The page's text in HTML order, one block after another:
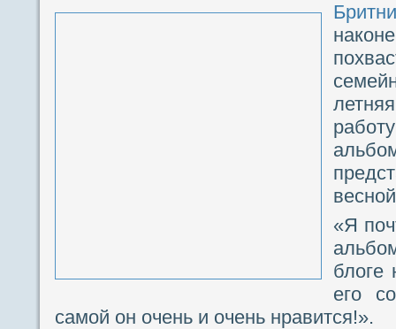
«Я
блоге
его
самой он очень и очень нравится!».